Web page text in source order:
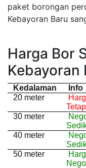
paket borongan
Kebayoran Baru
Harga Bor
Kebayoran
Kedalaman Info
20 meter
Tetap
30 meter
40 meter
50 meter
Nego